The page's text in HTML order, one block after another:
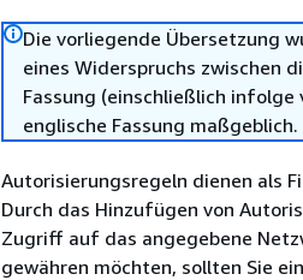
Die vorliegende Übersetzung
eines Widerspruchs zwischen
Fassung (einschließlich
englische Fassung maßgeblich.
Autorisierungsregeln dienen als
Durch das Hinzufügen von
Zugriff auf das angegebene
gewähren möchten, sollten Sie